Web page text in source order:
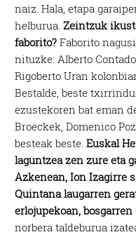
naiz. Hala, etapa
helburua.Zeintzuk
faborito?Faborito
nituzke: Alberto
Rigoberto Uran
Bestalde, beste
ezustekoren bat eman
Broeckek, Domenico
besteak beste.Euskal
laguntzea zen zure eta
Azkenean, Ion Izagirre
Quintana laugarren
erlojupekoan,
norbera taldeburua